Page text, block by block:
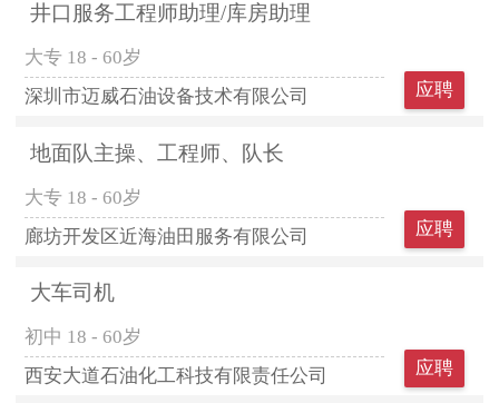
井口服务工程师助理/库房助理
大专 18 - 60岁
深圳市迈威石油设备技术有限公司
应聘
地面队主操、工程师、队长
大专 18 - 60岁
廊坊开发区近海油田服务有限公司
应聘
大车司机
初中 18 - 60岁
西安大道石油化工科技有限责任公司
应聘